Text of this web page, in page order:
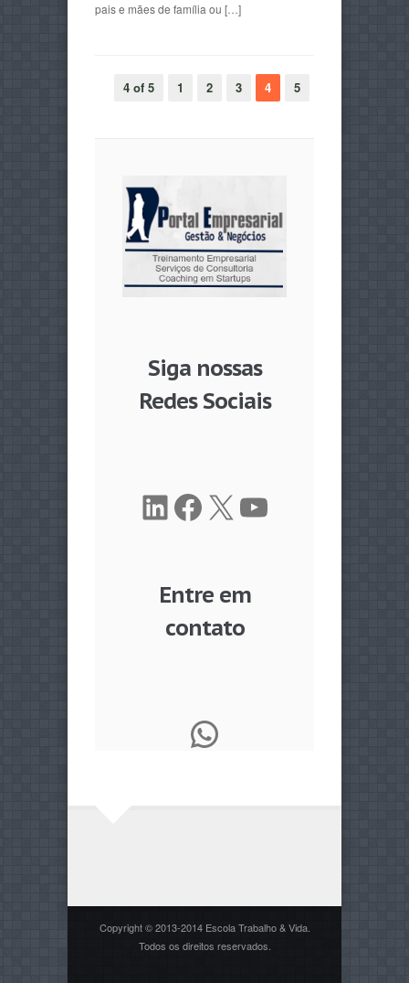
pais e mães de família ou […]
4 of 5 1 2 3 4 5
Siga nossas
Redes Sociais
LinkedIn
Facebook
X Youtube
Entre em
contato
WhatsApp
Copyright © 2013-2014 Escola Trabalho & Vida.
Todos os direitos reservados.